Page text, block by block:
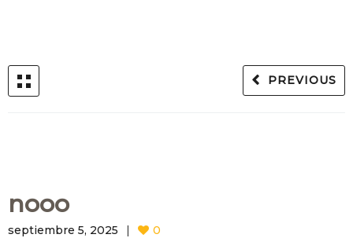
PREVIOUS
nooo
septiembre 5, 2025 0